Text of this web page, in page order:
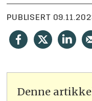
PUBLISERT
Denne